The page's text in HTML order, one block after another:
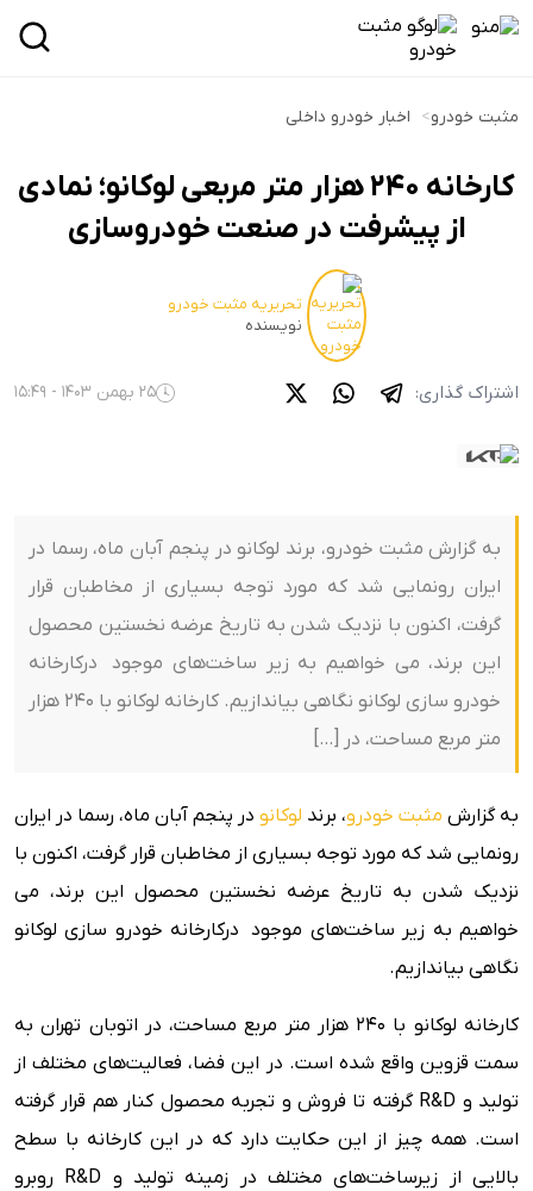
مثبت خودرو> اخبار خودرو داخلی
کارخانه ۲۴۰ هزار متر مربعی لوکانو؛ نمادی
از پیشرفت در صنعت خودروسازی
تحریریه مثبت خودرو
نویسنده
اشتراک گذاری: 25 بهمن 1403 - 15:49
به گزارش مثبت خودرو، برند لوکانو در پنجم آبان ماه، رسما در
ایران رونمایی شد که مورد توجه بسیاری از مخاطبان قرار
گرفت، اکنون با نزدیک شدن به تاریخ عرضه نخستین محصول
این برند، می خواهیم به زیر ساخت‌های موجود درکارخانه
خودرو سازی لوکانو نگاهی بیاندازیم. کارخانه لوکانو با ۲۴۰ هزار
متر مربع مساحت، در […]
به گزارش مثبت خودرو، برند لوکانو در پنجم آبان ماه، رسما در ایران
رونمایی شد که مورد توجه بسیاری از مخاطبان قرار گرفت، اکنون با
نزدیک شدن به تاریخ عرضه نخستین محصول این برند، می
خواهیم به زیر ساخت‌های موجود درکارخانه خودرو سازی لوکانو
نگاهی بیاندازیم.
کارخانه لوکانو با ۲۴۰ هزار متر مربع مساحت، در اتوبان تهران به
سمت قزوین واقع شده است. در این فضا، فعالیت‌های مختلف از
تولید و R&D گرفته تا فروش و تجربه محصول کنار هم قرار گرفته
است. همه چیز از این حکایت دارد که در این کارخانه با سطح
بالایی از زیرساخت‌های مختلف در زمینه تولید و R&D روبرو